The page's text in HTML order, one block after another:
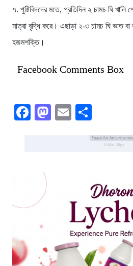
৭. পুষ্টিবিদদের মতে, প্রতিদিন ২ চামচ ঘি খালি
মাত্রা বৃদ্ধি করে। এছাড়া ২-৩ চামচ ঘি ভাত বা
হজমশক্তি।
Facebook Comments Box
Facebook
Mastodon
Email